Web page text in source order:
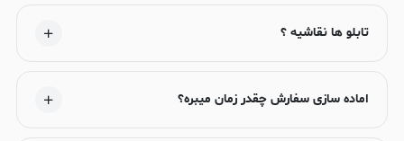
تابلو ها نقاشیه ؟
اماده سازی سفارش چقدر زمان میبره؟